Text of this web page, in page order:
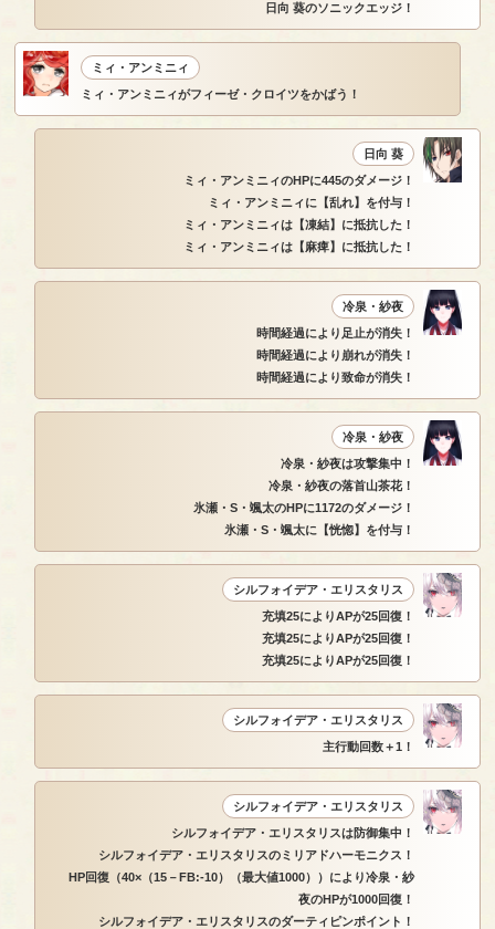
日向 葵のソニックエッジ！
ミィ・アンミニィ
ミィ・アンミニィがフィーゼ・クロイツをかばう！
日向 葵
ミィ・アンミニィのHPに445のダメージ！
ミィ・アンミニィに【乱れ】を付与！
ミィ・アンミニィは【凍結】に抵抗した！
ミィ・アンミニィは【麻痺】に抵抗した！
冷泉・紗夜
時間経過により足止が消失！
時間経過により崩れが消失！
時間経過により致命が消失！
冷泉・紗夜
冷泉・紗夜は攻撃集中！
冷泉・紗夜の落首山茶花！
氷瀬・S・颯太のHPに1172のダメージ！
氷瀬・S・颯太に【恍惚】を付与！
シルフォイデア・エリスタリス
充填25によりAPが25回復！
充填25によりAPが25回復！
充填25によりAPが25回復！
シルフォイデア・エリスタリス
主行動回数＋1！
シルフォイデア・エリスタリス
シルフォイデア・エリスタリスは防御集中！
シルフォイデア・エリスタリスのミリアドハーモニクス！
HP回復（40×（15－FB:-10）（最大値1000））により冷泉・紗
夜のHPが1000回復！
シルフォイデア・エリスタリスのダーティピンポイント！